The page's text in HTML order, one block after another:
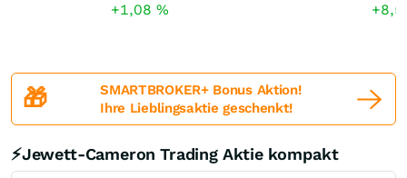
+1,08 %
🎁
SMARTBROKER+ Bonus Aktion!
Ihre Lieblingsaktie geschenkt!
⚡Jewett-Cameron Trading Aktie kompakt